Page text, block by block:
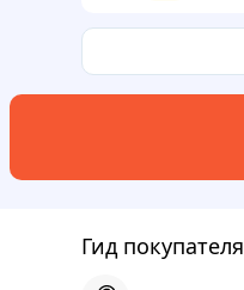
Гид покупателя